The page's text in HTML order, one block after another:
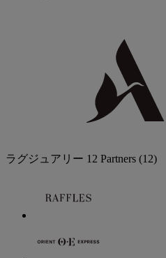
ラグジュアリー 12 Partners (12)